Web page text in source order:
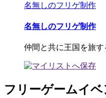
名無しのフリゲ制作
名無しのフリゲ制作
仲間と共に王国を旅
フリーゲームイベ